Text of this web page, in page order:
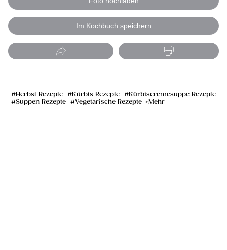
Im Kochbuch speichern
Herbst Rezepte Kürbis Rezepte
Kürbiscremesuppe Rezepte
Suppen Rezepte
Vegetarische Rezepte Mehr